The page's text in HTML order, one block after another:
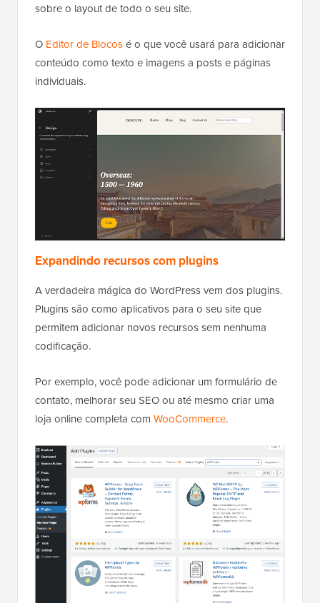
sobre o layout de todo o seu site.
O Editor de Blocosé o que você usará para adicionar
conteúdo como texto e imagens a posts e páginas
individuais.
Expandindo recursos com plugins
A verdadeira mágica do WordPress vem dos plugins.
Plugins são como aplicativos para o seu site que
permitem adicionar novos recursos sem nenhuma
codificação.
Por exemplo, você pode adicionar um formulário de
contato, melhorar seu SEO ou até mesmo criar uma
loja online completa com WooCommerce.